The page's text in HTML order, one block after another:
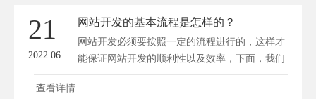
21
2022.06
网站开发的基本流程是怎样的？
网站开发必须要按照一定的流程进行的，这样才
能保证网站开发的顺利性以及效率，下面，我们
就...
查看详情